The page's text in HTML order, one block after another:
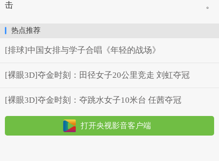
击。
热点推荐
[排球]中国女排与学子合唱《年轻的战场》
[裸眼3D]夺金时刻：田径女子20公里竞走 刘虹夺冠
[裸眼3D]夺金时刻：夺跳水女子10米台 任茜夺冠
打开央视影音客户端